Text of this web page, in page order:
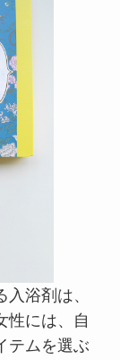
浴剤は、
性には、自
テムを選ぶ